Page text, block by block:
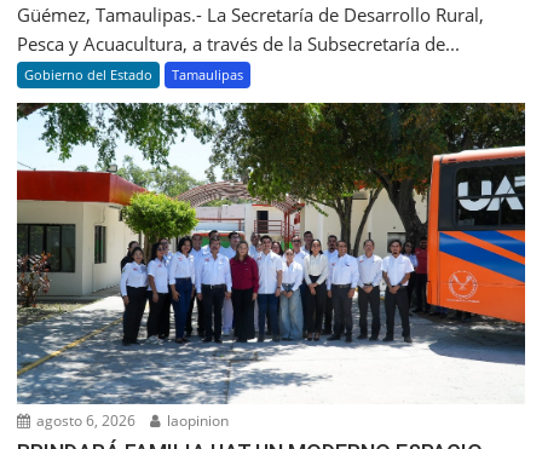
Güémez, Tamaulipas.- La Secretaría de Desarrollo Rural,
Pesca y Acuacultura, a través de la Subsecretaría de...
Gobierno del Estado Tamaulipas
agosto 6, 2026 laopinion